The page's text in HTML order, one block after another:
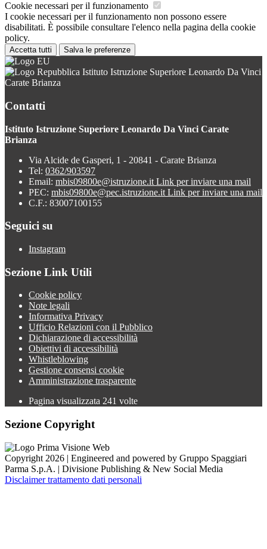
Cookie necessari per il funzionamento
I cookie necessari per il funzionamento non possono essere
disabilitati. È possibile consultare l'elenco nella pagina della cookie
policy.
Accetta tutti Salva le preferenze
Istituto Istruzione Superiore Leonardo Da Vinci
Carate Brianza
Contatti
Istituto Istruzione Superiore Leonardo Da Vinci Carate
Brianza
Via Alcide de Gasperi, 1 - 20841 - Carate Brianza
Tel: 0362/903597
Email: mbis09800e@istruzione.it Link per inviare una mail
PEC: mbis09800e@pec.istruzione.it Link per inviare una mail
C.F.: 83007100155
Seguici su
Instagram
Sezione Link Utili
Cookie policy
Note legali
Informativa Privacy
Ufficio Relazioni con il Pubblico
Dichiarazione di accessibilità
Obiettivi di accessibilità
Whistleblowing
Gestione consensi cookie
Amministrazione trasparente
Pagina visualizzata 241 volte
Sezione Copyright
Copyright 2026 | Engineered and powered by Gruppo Spaggiari
Parma S.p.A. | Divisione Publishing & New Social Media
Disclaimer trattamento dati personali